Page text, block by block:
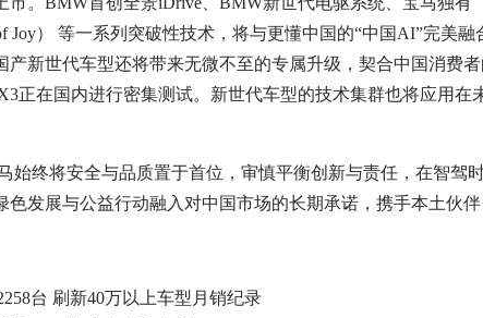
Joy） 等一系列突破性技术，将与更懂中国的“中国AI”完美融
产新世代车型还将带来无微不至的专属升级，契合中国消费
正在国内进行密集测试。新世代车型的技术集群也将应用在
终将安全与品质置于首位，审慎平衡创新与责任，在智驾
色发展与公益行动融入对中国市场的长期承诺，携手本土伙
台 刷新40万以上车型月销纪录